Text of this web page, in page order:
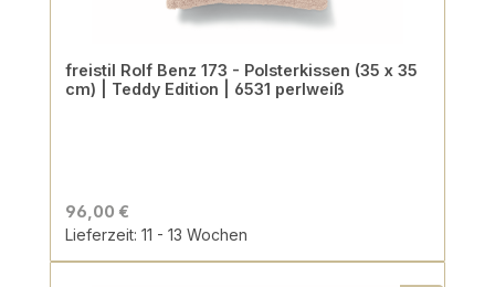
freistil Rolf Benz 173 - Polsterkissen (35 x 35
cm) | Teddy Edition | 6531 perlweiß
96,00 €
Lieferzeit: 11 - 13 Wochen